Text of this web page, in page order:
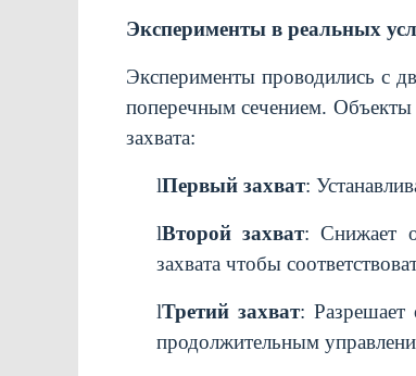
Эксперименты в реальных
Эксперименты проводились с
поперечным сечением.
захвата:
lПервый захват:
lВторой захват: Снижает
захвата чтобы
lТретий захват: Разрешает
продолжительным